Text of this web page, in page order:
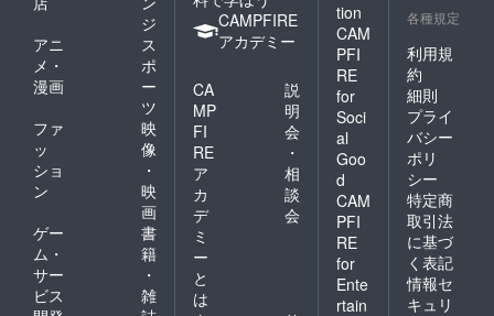
す。 サ
MとLが
ありま
す。 M
サイ
ズ 着
105.0c
m バ
スト
98.5cm
ウエ
スト
92.5cm
肩幅
34.0cm
ジ
アニ
メ・
漫画
ス
ポ
ー
ツ
ファ
ッ
ショ
ン
映
像
・
映
画
ゲー
ム・
サー
ビス
書
籍
・
雑
CAMPFIRE
アカデミー
CA
MP
FI
RE
ア
カ
デ
ミ
ー
と
は
説
明
会
・
相
談
会
tion
CAM
PFI
RE
for
Soci
al
Goo
d
CAM
PFI
RE
for
Ente
rtain
各種規定
利用規
約
細則
プライ
バシー
ポリ
シー
特定商
取引法
に基づ
く表記
情報セ
キュリ